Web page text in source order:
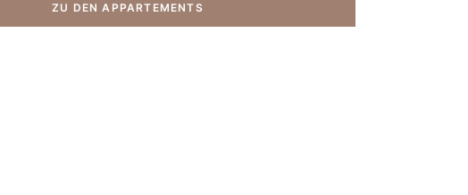
ZU DEN APPARTEMENTS